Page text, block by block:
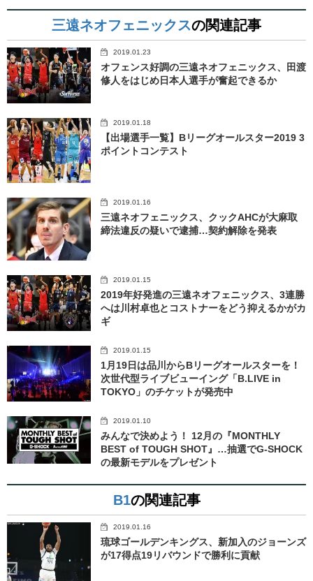
三遠ネオフェニックスの関連記事
2019.01.23
オフェンス好調の三遠ネオフェニックス、田渡
修人をはじめ日本人選手が奮起できるか
2019.01.18
【出場選手一覧】Bリーグオールスター2019 3
ポイントコンテスト
2019.01.16
三遠ネオフェニックス、クックAHCが大麻取
締法違反の疑いで逮捕…契約解除を発表
2019.01.15
2019年好発進の三遠ネオフェニックス、3連勝
へは川村卓也とコストナーをどう抑えるかがカ
ギ
2019.01.15
1月19日は品川からBリーグオールスターを！
次世代型ライブビューイング「B.LIVE in
TOKYO」のチケットが発売中
2019.01.10
みんなで決めよう！ 12月の『MONTHLY
BEST of TOUGH SHOT』…抽選でG-SHOCK
の最新モデルをプレゼント
B1の関連記事
2019.01.16
琉球ゴールデンキングス、新加入のジョーンズ
が17得点19リバウンドで勝利に貢献